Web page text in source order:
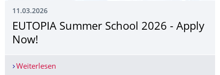
11.03.2026
EUTOPIA Summer School 2026 - Apply
Now!
Weiterlesen